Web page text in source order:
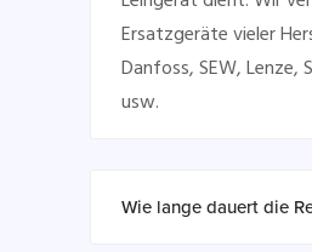
Ersatzgeräte vieler
Danfoss, SEW, Lenze,
usw.
Wie lange dauert die